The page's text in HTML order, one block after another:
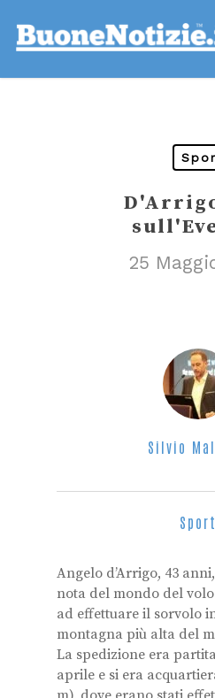
25
Silvio
Sport
Angelo d’Arrigo, 43
nota del mondo del
ad effettuare il sorvolo
montagna più alta del
La spedizione era
aprile e si era
Go to